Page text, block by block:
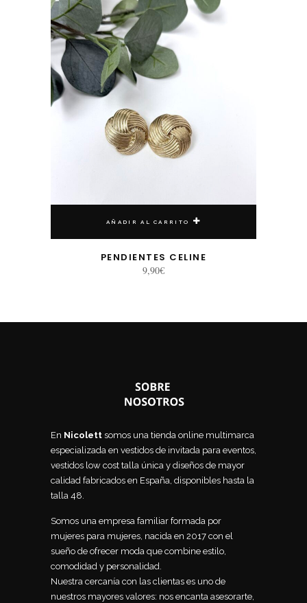
AÑADIR AL CARRITO
PENDIENTES CELINE
9,90€
En Nicolett somos una tienda online multimarca
especializada en vestidos de invitada para eventos,
vestidos low cost talla única y diseños de mayor
calidad fabricados en España, disponibles hasta la
talla 48.
Somos una empresa familiar formada por
mujeres para mujeres, nacida en 2017 con el
sueño de ofrecer moda que combine estilo,
comodidad y personalidad.
Nuestra cercanía con las clientas es uno de
nuestros mayores valores: nos encanta asesorarte,